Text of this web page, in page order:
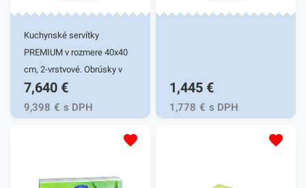
Kuchynské servítky
PREMIUM v rozmere 40x40
cm, 2-vrstvové. Obrúsky v
žltej farbe v balení 50ks.
Používajú sa v reštauráciách,
v domácnostiach a pod.
7,640 €
9,398 € s DPH
1,445 €
1,778 € s DPH